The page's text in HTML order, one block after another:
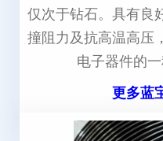
仅次于钻石。具有良
撞阻力及抗高温高压
电子器件的一
更多蓝